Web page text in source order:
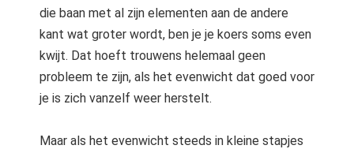
die baan met al zijn elementen aan de andere
kant wat groter wordt, ben je je koers soms even
kwijt. Dat hoeft trouwens helemaal geen
probleem te zijn, als het evenwicht dat goed voor
je is zich vanzelf weer herstelt.
Maar als het evenwicht steeds in kleine stapjes